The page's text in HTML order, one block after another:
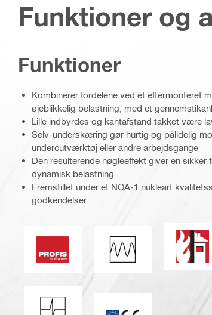
Funktioner og
Funktioner
Kombinerer fordelene ved et eftermonteret
øjeblikkelig belastning, med et
Lille indbyrdes og kantafstand takket være
Selv-underskæring gør hurtig og pålidelig
undercutværktøj eller andre arbejdsgange
Den resulterende nøgleeffekt giver en
dynamisk belastning
Fremstillet under et NQA-1 nukleart
godkendelser
PROFIS-softwareUdmattelseslast
Modstandsdygtighed over for stød